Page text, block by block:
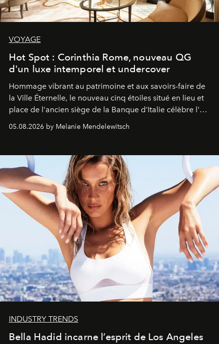
VOYAGE
Hot Spot : Corinthia Rome, nouveau QG
d'un luxe intemporel et undercover
Hommage vibrant au patrimoine et aux savoirs-faire de
la Ville Éternelle, le nouveau cinq étoiles situé en lieu et
place de l'ancien siège de la Banque d'Italie célèbre l'art
de vivre Romain dans toute son élégance intemporelle.
05.08.2026 by Melanie Mendelewitsch
INDUSTRY TRENDS
Bella Hadid incarne l’esprit de Los Angeles